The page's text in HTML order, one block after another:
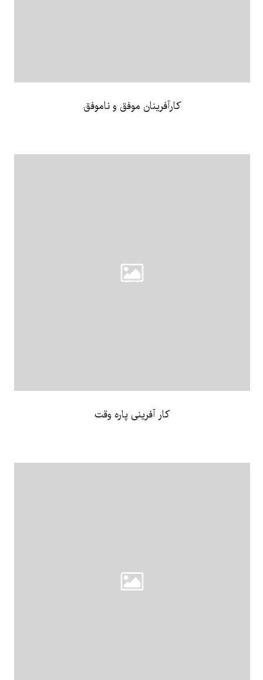
کارآفرینان موفق و ناموفق
کار آفرینی پاره وقت